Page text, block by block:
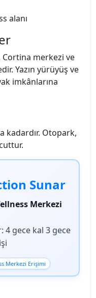
alanı
Cortina merkezi ve
Yazın yürüyüş ve
imkânlarına
kadardır. Otopark,
Sunar
Merkezi
4 gece kal 3 gece
Merkezi Erişimi